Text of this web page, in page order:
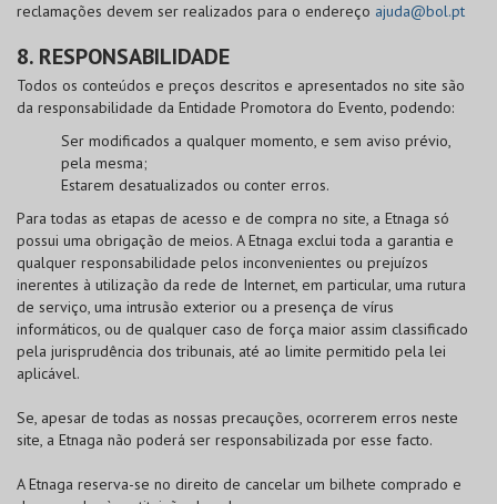
reclamações devem ser realizados para o endereço ajuda@bol.pt
8. RESPONSABILIDADE
Todos os conteúdos e preços descritos e apresentados no site são
da responsabilidade da Entidade Promotora do Evento, podendo:
Ser modificados a qualquer momento, e sem aviso prévio,
pela mesma;
Estarem desatualizados ou conter erros.
Para todas as etapas de acesso e de compra no site, a Etnaga só
possui uma obrigação de meios. A Etnaga exclui toda a garantia e
qualquer responsabilidade pelos inconvenientes ou prejuízos
inerentes à utilização da rede de Internet, em particular, uma rutura
de serviço, uma intrusão exterior ou a presença de vírus
informáticos, ou de qualquer caso de força maior assim classificado
pela jurisprudência dos tribunais, até ao limite permitido pela lei
aplicável.
Se, apesar de todas as nossas precauções, ocorrerem erros neste
site, a Etnaga não poderá ser responsabilizada por esse facto.
A Etnaga reserva-se no direito de cancelar um bilhete comprado e